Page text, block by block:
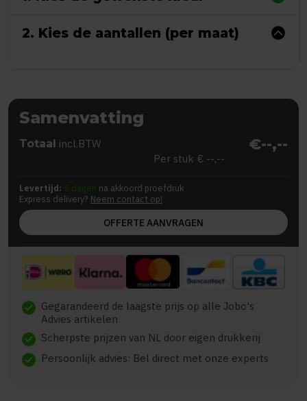
2. Kies de aantallen (per maat)
Samenvatting
Totaal incl.BTW €--,--
Per stuk € --,--
Levertijd: 5 dagen na akkoord proefdruk
Express delivery? Neem contact op!
OFFERTE AANVRAGEN
check Gegarandeerd de laagste prijs op alle Jobo's
Advies artikelen
check Scherpste prijzen van NL door eigen drukkerij
check Persoonlijk advies: Bel direct met onze experts